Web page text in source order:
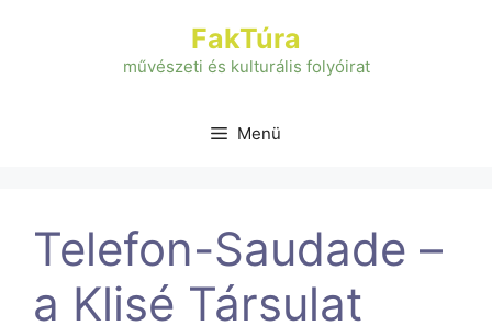
FakTúra
művészeti és kulturális folyóirat
Menü
Telefon-Saudade –
a Klisé Társulat